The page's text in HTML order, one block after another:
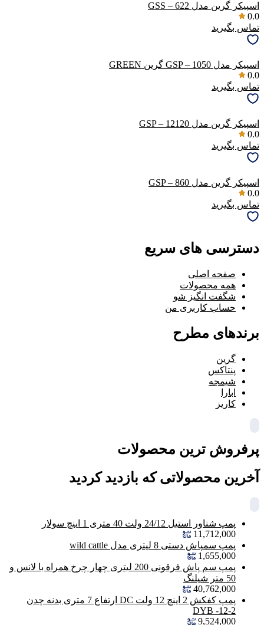
اسپیکر گرین مدل GSS – 622
0.0
تماس بگیرید
اسپیکر مدل GSP – 1050 گرین GREEN
0.0
تماس بگیرید
اسپیکر گرین مدل GSP – 12120
0.0
تماس بگیرید
اسپیکر گرین مدل GSP – 860
0.0
تماس بگیرید
دسترسی های سریع
صفحه اصلی
همه محصولات
شگفت انگیز شو
حساب کاربری من
برندهای مطرح
گرین
پنتاکس
شیمجه
ابارا
کاریز
پرفروش ترین محصولات
آخرین محصولاتی که بازدید کردید
پمپ شناور استیل 24/12 ولت 40 متری 1 اینچ سولار
11,712,000
پمپ سمپاش دستی 8 لیتری مدل wild cattle
1,655,000
پمپ سم پاش فرقونی 200 لیتری چهار چرخ همراه با لانس و
50 متر شیلنگ
40,762,000
پمپ کفکش 2 اینچ 12 ولت DC ارتفاع 7 متری بدنه چدن
DYB -12-2
9,524,000